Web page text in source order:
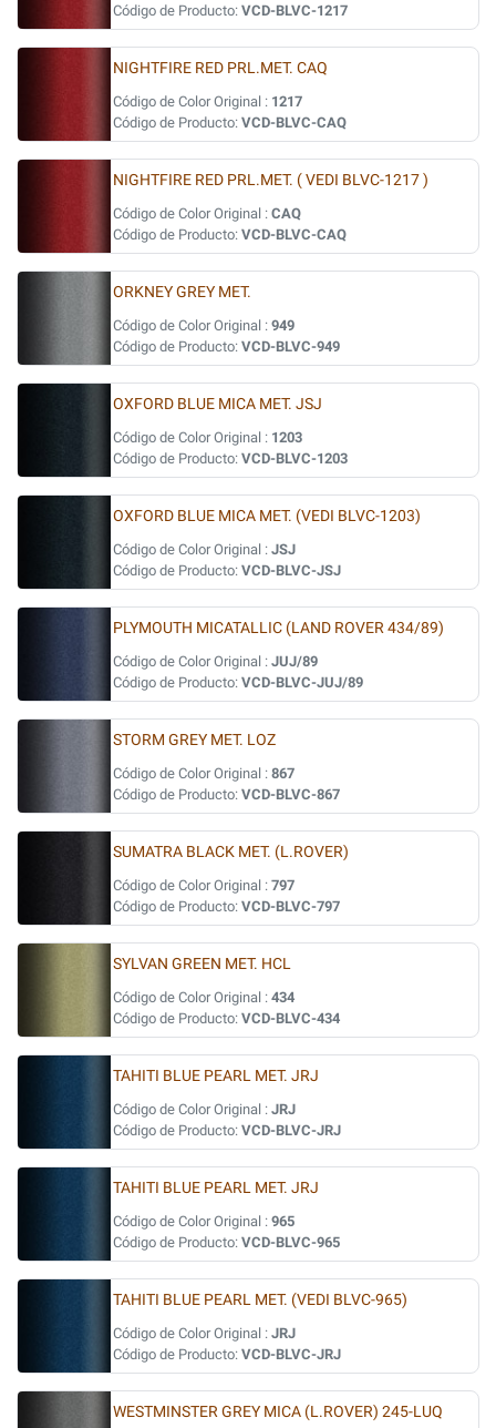
Código de Producto: VCD-BLVC-1217
NIGHTFIRE RED PRL.MET. CAQ
Código de Color Original : 1217
Código de Producto: VCD-BLVC-CAQ
NIGHTFIRE RED PRL.MET. ( VEDI BLVC-1217 )
Código de Color Original : CAQ
Código de Producto: VCD-BLVC-CAQ
ORKNEY GREY MET.
Código de Color Original : 949
Código de Producto: VCD-BLVC-949
OXFORD BLUE MICA MET. JSJ
Código de Color Original : 1203
Código de Producto: VCD-BLVC-1203
OXFORD BLUE MICA MET. (VEDI BLVC-1203)
Código de Color Original : JSJ
Código de Producto: VCD-BLVC-JSJ
PLYMOUTH MICATALLIC (LAND ROVER 434/89)
Código de Color Original : JUJ/89
Código de Producto: VCD-BLVC-JUJ/89
STORM GREY MET. LOZ
Código de Color Original : 867
Código de Producto: VCD-BLVC-867
SUMATRA BLACK MET. (L.ROVER)
Código de Color Original : 797
Código de Producto: VCD-BLVC-797
SYLVAN GREEN MET. HCL
Código de Color Original : 434
Código de Producto: VCD-BLVC-434
TAHITI BLUE PEARL MET. JRJ
Código de Color Original : JRJ
Código de Producto: VCD-BLVC-JRJ
TAHITI BLUE PEARL MET. JRJ
Código de Color Original : 965
Código de Producto: VCD-BLVC-965
TAHITI BLUE PEARL MET. (VEDI BLVC-965)
Código de Color Original : JRJ
Código de Producto: VCD-BLVC-JRJ
WESTMINSTER GREY MICA (L.ROVER) 245-LUQ